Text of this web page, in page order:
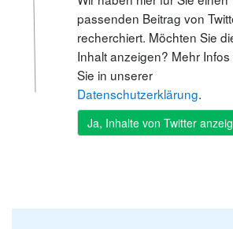
passenden Beitrag von
recherchiert. Möchten Sie
Inhalt anzeigen? Mehr
Sie in unserer
Datenschutzerklärung.